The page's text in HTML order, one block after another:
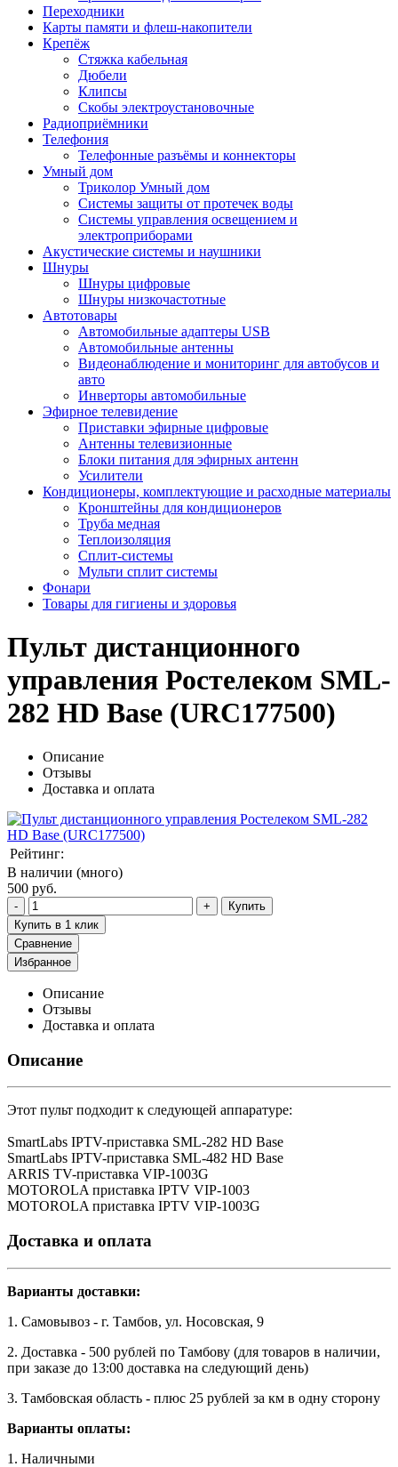
Переходники
Карты памяти и флеш-накопители
Крепёж
Стяжка кабельная
Дюбели
Клипсы
Скобы электроустановочные
Радиоприёмники
Телефония
Телефонные разъёмы и коннекторы
Умный дом
Триколор Умный дом
Системы защиты от протечек воды
Системы управления освещением и
электроприборами
Акустические системы и наушники
Шнуры
Шнуры цифровые
Шнуры низкочастотные
Автотовары
Автомобильные адаптеры USB
Автомобильные антенны
Видеонаблюдение и мониторинг для автобусов и
авто
Инверторы автомобильные
Эфирное телевидение
Приставки эфирные цифровые
Антенны телевизионные
Блоки питания для эфирных антенн
Усилители
Кондиционеры, комплектующие и расходные материалы
Кронштейны для кондиционеров
Труба медная
Теплоизоляция
Сплит-системы
Мульти сплит системы
Фонари
Товары для гигиены и здоровья
Пульт дистанционного
управления Ростелеком SML-
282 HD Base (URC177500)
Описание
Отзывы
Доставка и оплата
Рейтинг:
В наличии (много)
500 руб.
Купить
Купить в 1 клик
Сравнение
Избранное
Описание
Отзывы
Доставка и оплата
Описание
Этот пульт подходит к следующей аппаратуре:
SmartLabs IPTV-приставка SML-282 HD Base
SmartLabs IPTV-приставка SML-482 HD Base
ARRIS TV-приставка VIP-1003G
MOTOROLA приставка IPTV VIP-1003
MOTOROLA приставка IPTV VIP-1003G
Доставка и оплата
Варианты доставки:
1. Самовывоз - г. Тамбов, ул. Носовская, 9
2. Доставка - 500 рублей по Тамбову (для товаров в наличии,
при заказе до 13:00 доставка на следующий день)
3. Тамбовская область - плюс 25 рублей за км в одну сторону
Варианты оплаты:
1. Наличными